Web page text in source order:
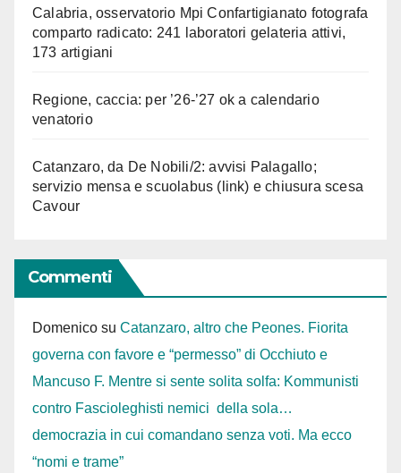
Calabria, osservatorio Mpi Confartigianato fotografa
comparto radicato: 241 laboratori gelateria attivi,
173 artigiani
Regione, caccia: per ’26-’27 ok a calendario
venatorio
Catanzaro, da De Nobili/2: avvisi Palagallo;
servizio mensa e scuolabus (link) e chiusura scesa
Cavour
Commenti
Domenico su Catanzaro, altro che Peones. Fiorita
governa con favore e “permesso” di Occhiuto e
Mancuso F. Mentre si sente solita solfa: Kommunisti
contro Fascioleghisti nemici della sola…
democrazia in cui comandano senza voti. Ma ecco
“nomi e trame”